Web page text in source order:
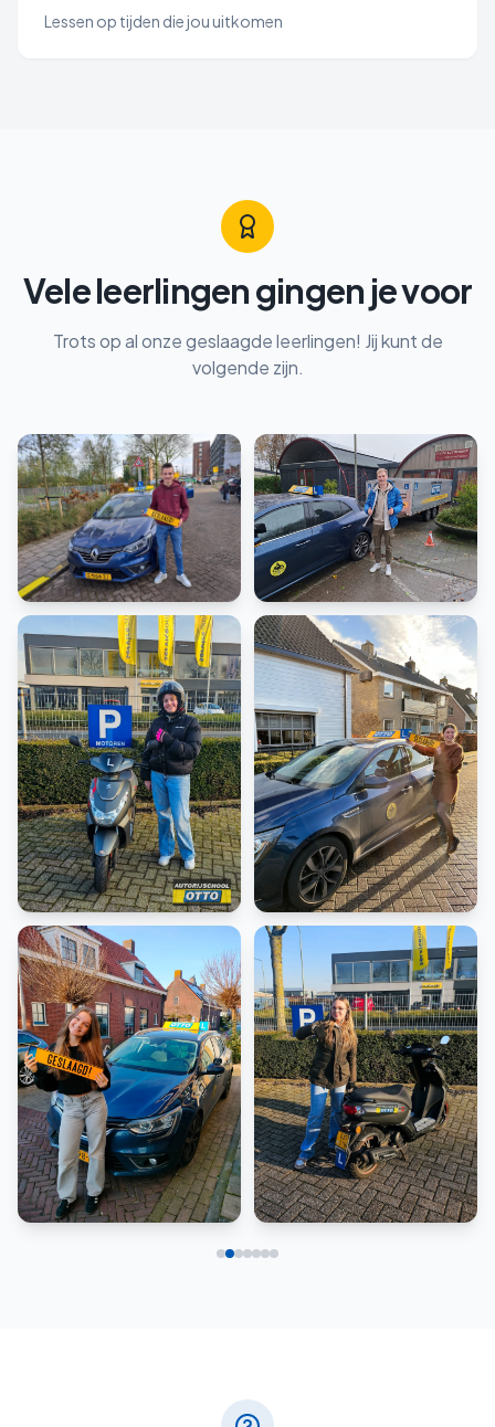
Lessen op tijden die jou uitkomen
Vele leerlingen gingen je voor
Trots op al onze geslaagde leerlingen! Jij kunt de
volgende zijn.
Rijbewijs BE
Scooter Rijbewijs B
Scooter